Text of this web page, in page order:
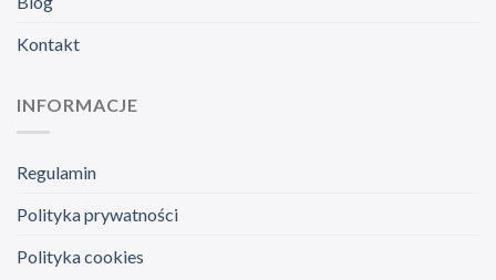
Kontakt
INFORMACJE
Regulamin
Polityka prywatności
Polityka cookies